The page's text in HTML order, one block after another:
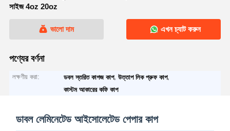
সাইজ 4oz 20oz
ভালো দাম এখন চ্যাট করুন
পণ্যের বর্ণনা
লক্ষণীয় করা: ডবল স্তরিত কাগজ কাপ,উত্তাপ লিক প্রুফ কাপ,
কাস্টম আকারের কফি কাপ
ডাবল লেমিনেটেড আইসোলেটেড পেপার কাপ